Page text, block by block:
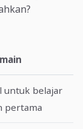
untuk belajar
pertama